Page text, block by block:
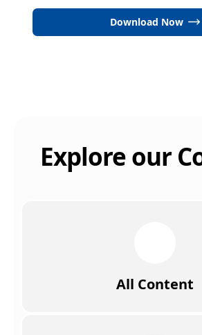
Download Now
Explore our
All Content